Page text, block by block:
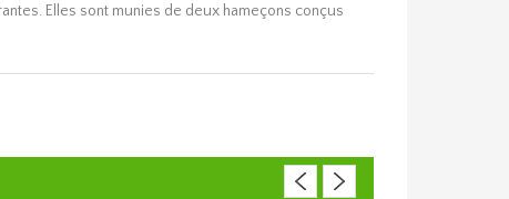
Elles sont munies de deux hameçons conçus